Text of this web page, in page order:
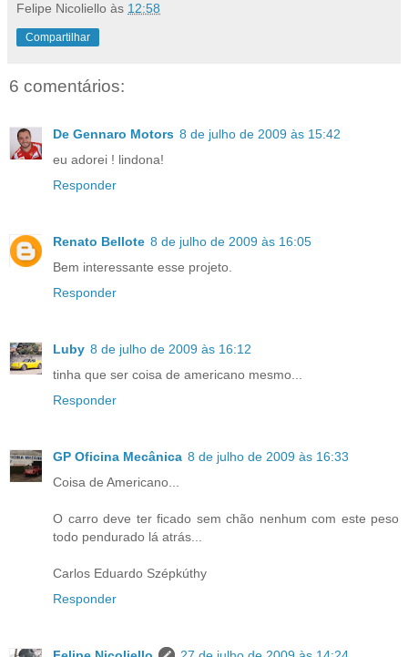
Felipe Nicoliello às 12:58
Compartilhar
6 comentários:
De Gennaro Motors 8 de julho de 2009 às 15:42
eu adorei ! lindona!
Responder
Renato Bellote 8 de julho de 2009 às 16:05
Bem interessante esse projeto.
Responder
Luby 8 de julho de 2009 às 16:12
tinha que ser coisa de americano mesmo...
Responder
GP Oficina Mecânica 8 de julho de 2009 às 16:33
Coisa de Americano...
O carro deve ter ficado sem chão nenhum com este peso
todo pendurado lá atrás...
Carlos Eduardo Szépkúthy
Responder